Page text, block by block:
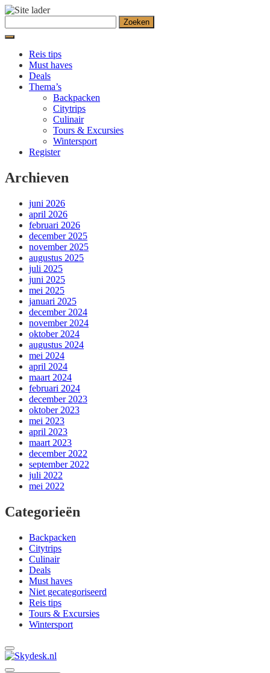
naar
de
inhoud
naar:
Reis tips
Must haves
Deals
Thema’s
Backpacken
Citytrips
Culinair
Tours & Excursies
Wintersport
Register
Archieven
juni 2026
april 2026
februari 2026
december 2025
november 2025
augustus 2025
juli 2025
juni 2025
mei 2025
januari 2025
december 2024
november 2024
oktober 2024
augustus 2024
mei 2024
april 2024
maart 2024
februari 2024
december 2023
oktober 2023
mei 2023
april 2023
maart 2023
december 2022
september 2022
juli 2022
mei 2022
Categorieën
Backpacken
Citytrips
Culinair
Deals
Must haves
Niet gecategoriseerd
Reis tips
Tours & Excursies
Wintersport